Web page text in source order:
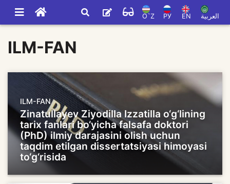
O`Z РУ EN العربية
ILM-FAN
ILM-FAN
Zinatullayev Ziyodilla Izzatilla o‘g‘lining
tarix fanlari bo‘yicha falsafa doktori
(PhD) ilmiy darajasini olish uchun
taqdim etilgan dissertatsiyasi himoyasi
to‘g‘risida